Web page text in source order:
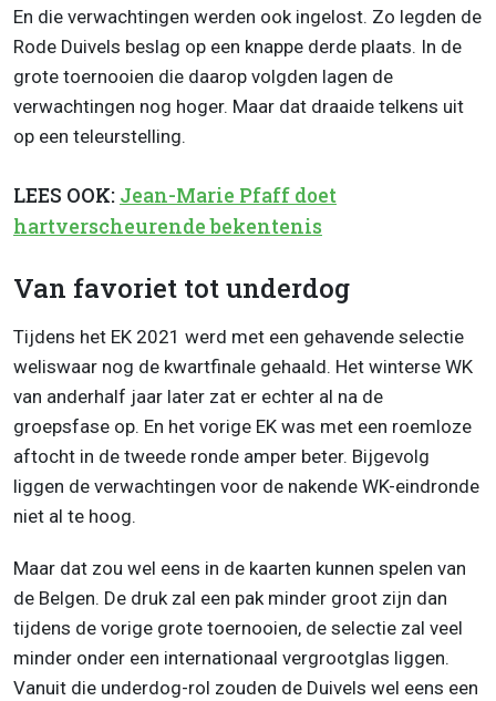
En die verwachtingen werden ook ingelost. Zo legden de
Rode Duivels beslag op een knappe derde plaats. In de
grote toernooien die daarop volgden lagen de
verwachtingen nog hoger. Maar dat draaide telkens uit
op een teleurstelling.
LEES OOK: Jean-Marie Pfaff doet
hartverscheurende bekentenis
Van favoriet tot underdog
Tijdens het EK 2021 werd met een gehavende selectie
weliswaar nog de kwartfinale gehaald. Het winterse WK
van anderhalf jaar later zat er echter al na de
groepsfase op. En het vorige EK was met een roemloze
aftocht in de tweede ronde amper beter. Bijgevolg
liggen de verwachtingen voor de nakende WK-eindronde
niet al te hoog.
Maar dat zou wel eens in de kaarten kunnen spelen van
de Belgen. De druk zal een pak minder groot zijn dan
tijdens de vorige grote toernooien, de selectie zal veel
minder onder een internationaal vergrootglas liggen.
Vanuit die underdog-rol zouden de Duivels wel eens een